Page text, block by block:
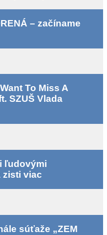
– začíname
To Miss A
SZUŠ Vlada
ľudovými
zisti viac
súťaže „ZEM